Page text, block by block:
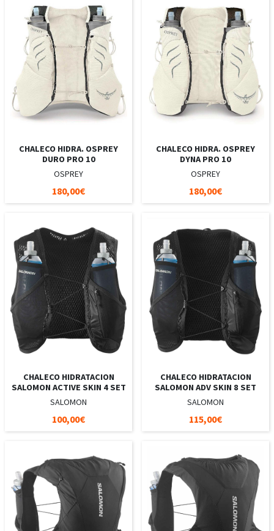
CHALECO HIDRA. OSPREY
DURO PRO 10
OSPREY
180,00€
CHALECO HIDRA. OSPREY
DYNA PRO 10
OSPREY
180,00€
CHALECO HIDRATACION
SALOMON ACTIVE SKIN 4 SET
SALOMON
100,00€
CHALECO HIDRATACION
SALOMON ADV SKIN 8 SET
SALOMON
115,00€